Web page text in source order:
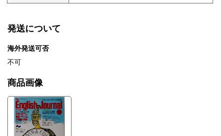
発送について
海外発送可否
不可
商品画像